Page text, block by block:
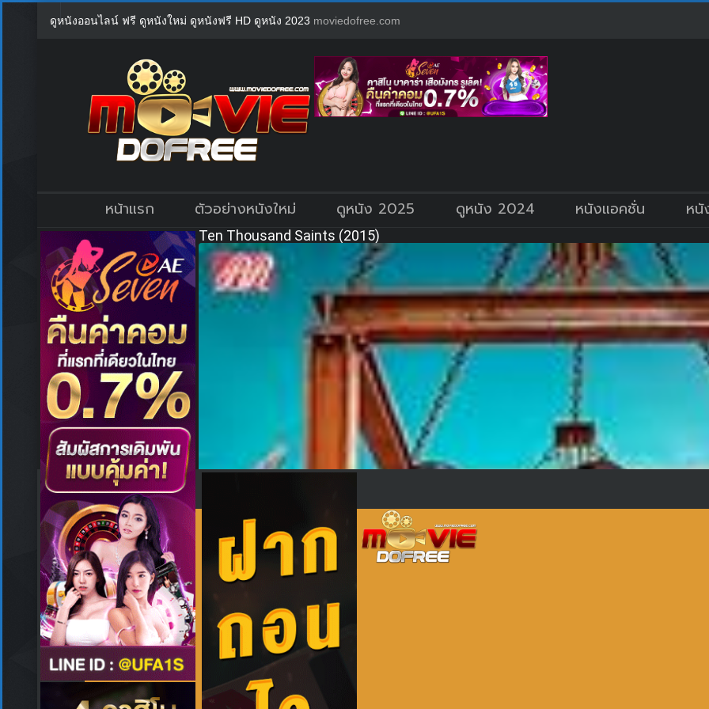
ดูหนังออนไลน์ ฟรี ดูหนังใหม่ ดูหนังฟรี HD ดูหนัง 2023 moviedofree.com
หน้าแรก ตัวอย่างหนังใหม่ ดูหนัง 2025 ดูหนัง 2024 หนังแอคชั่น หนั
Ten Thousand Saints (2015)